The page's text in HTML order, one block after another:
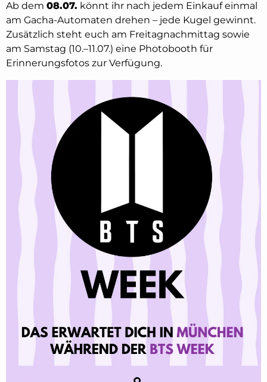
Ab dem 08.07. könnt ihr nach jedem Einkauf einmal
am Gacha-Automaten drehen – jede Kugel gewinnt.
Zusätzlich steht euch am Freitagnachmittag sowie
am Samstag (10.–11.07.) eine Photobooth für
Erinnerungsfotos zur Verfügung.